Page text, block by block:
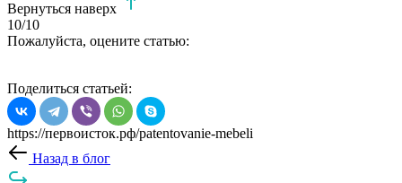
Вернуться наверх
10/10
Пожалуйста, оцените статью:
Поделиться статьей:
https://первоисток.рф/patentovanie-mebeli
Назад в блог